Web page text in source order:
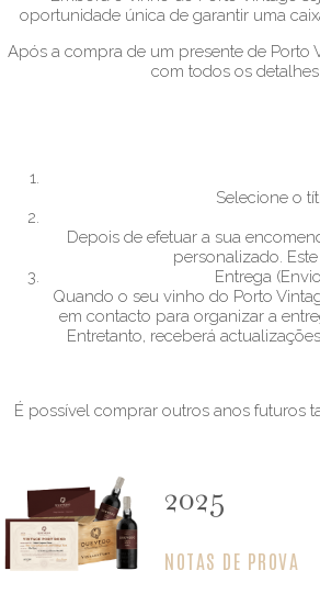
oportunidade única de garantir uma
Após a compra de um presente de Porto
com todos os
Selecione o
Depois de efetuar a sua
personalizado.
Entrega
Quando o seu vinho do Porto
em contacto para organizar a
Entretanto, receberá
É possível comprar outros anos futuros
2025
NOTAS DE PROVA